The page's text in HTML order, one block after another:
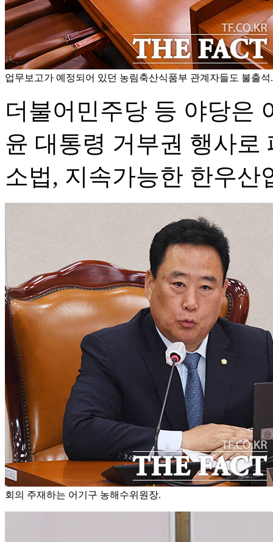
업무보고가 예정되어 있던 농림축산식품부 관계자들도 불출석.
더불어민주당 등 야당은
윤 대통령 거부권 행사로
소법, 지속가능한 한우산
회의 주재하는 어기구 농해수위원장.